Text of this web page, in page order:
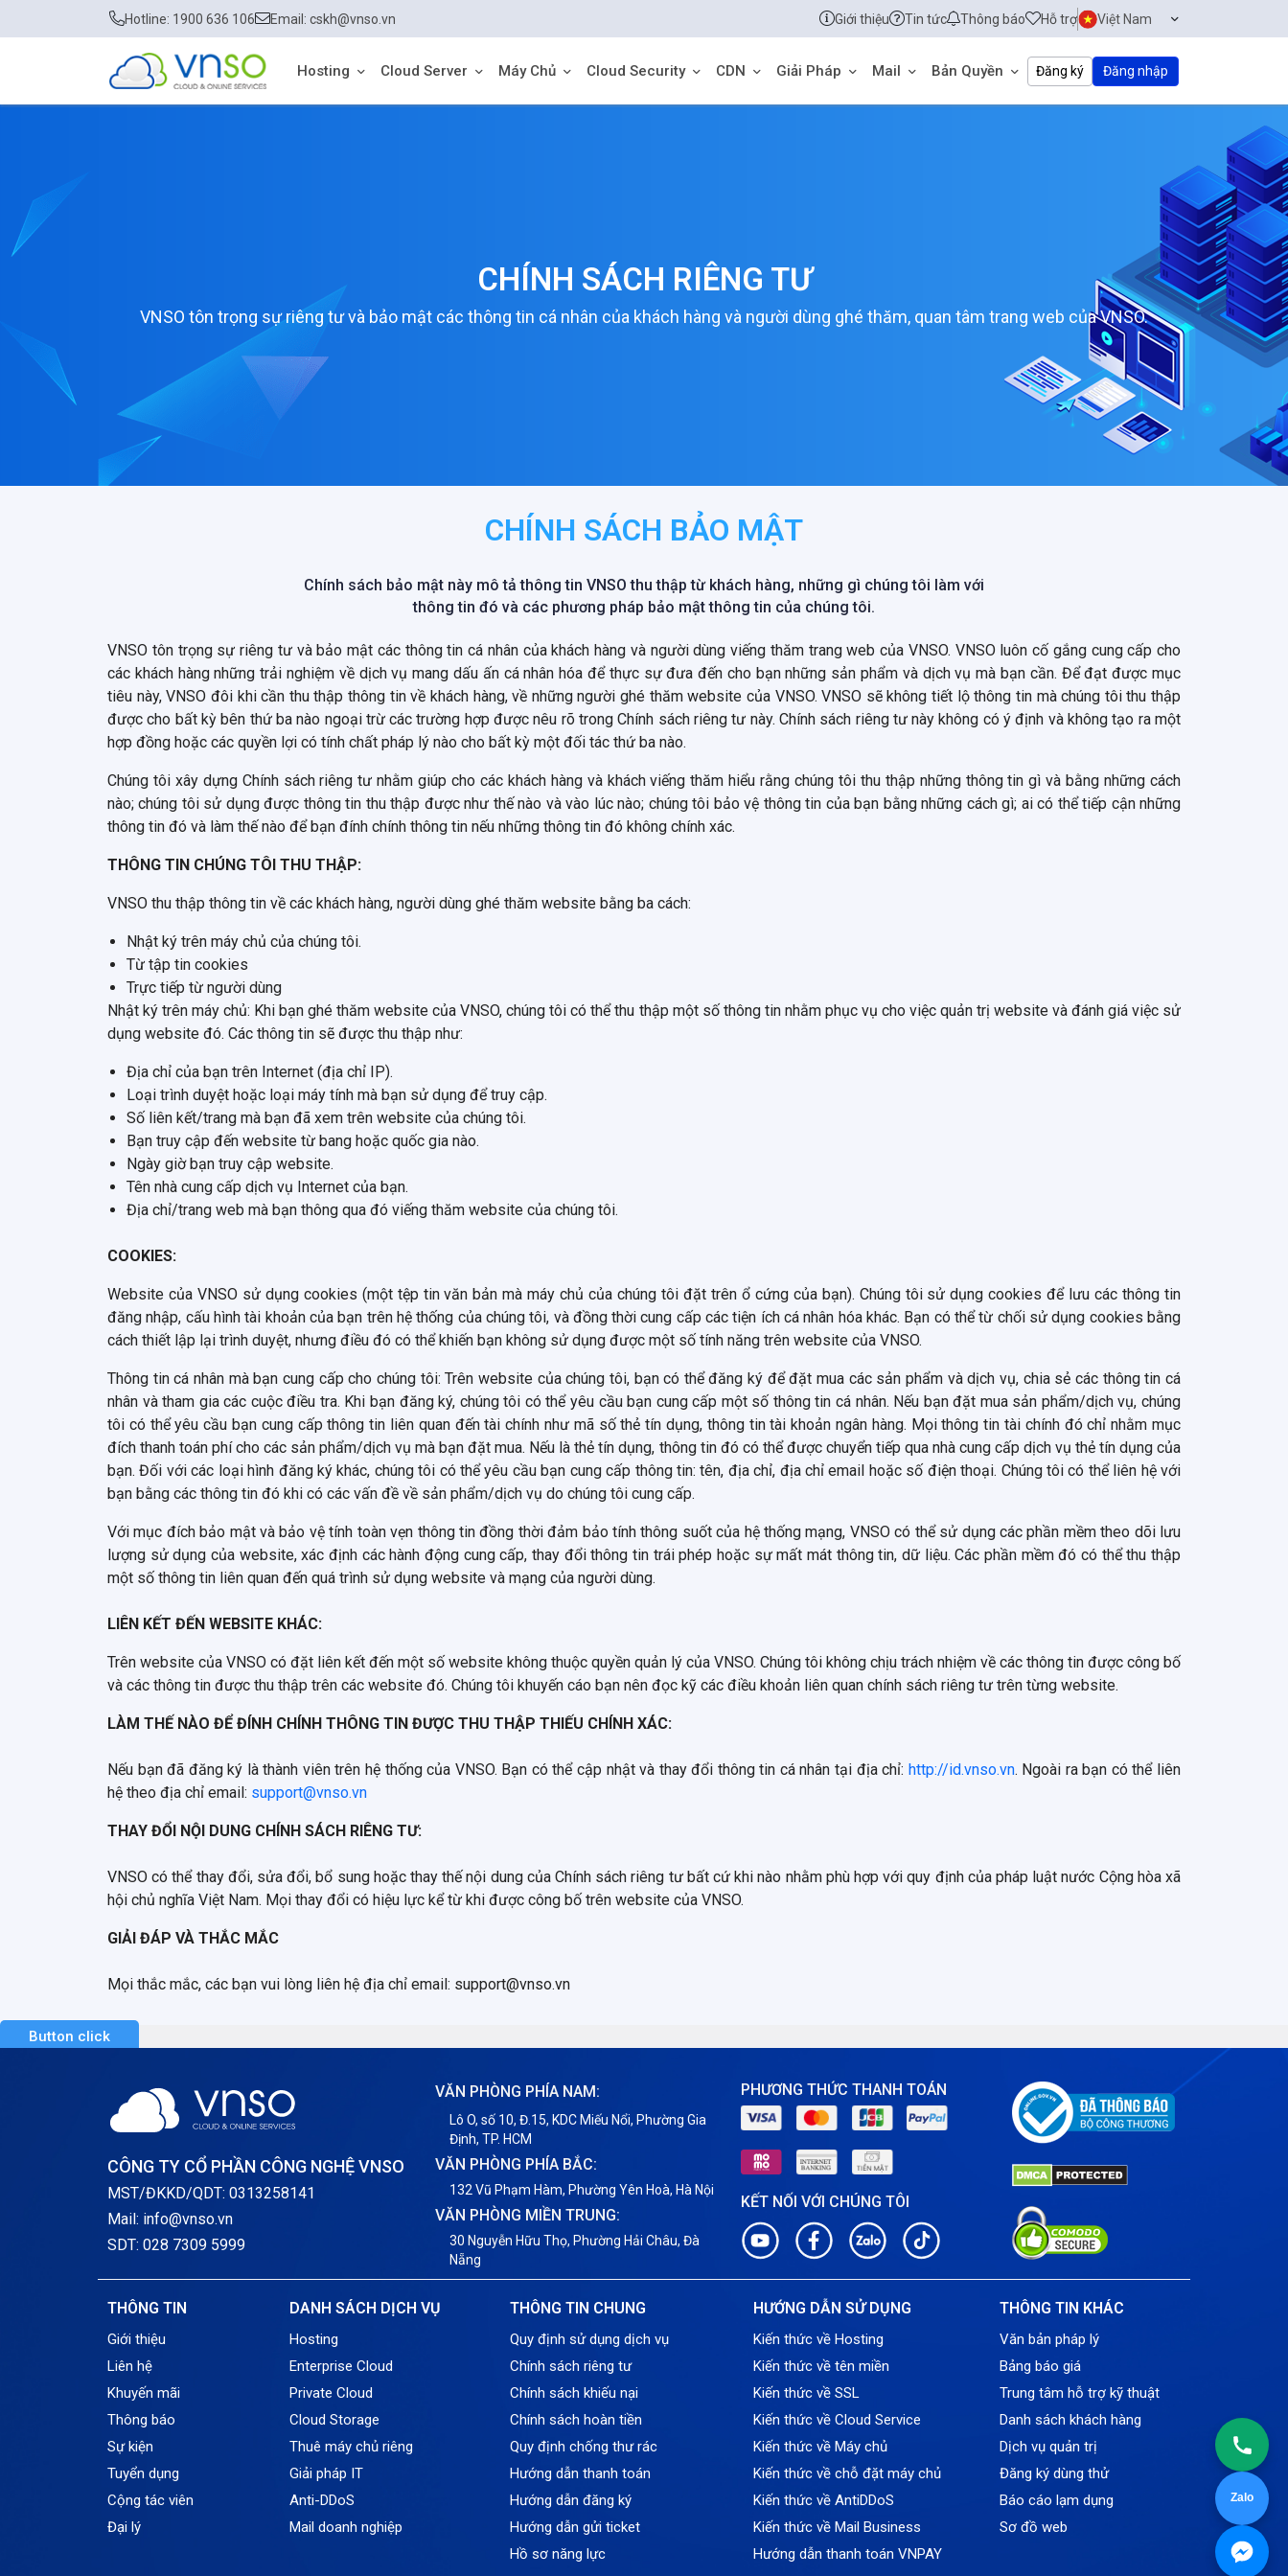
Zalo
Hotline: 1900 636 106 Email: cskh@vnso.vn Giới thiệu Tin tức Thông báo Hỗ trợ Việt Nam
Hosting Cloud Server Máy Chủ Cloud Security CDN Giải Pháp Mail Bản Quyền Đăng ký Đăng nhập
CHÍNH SÁCH RIÊNG TƯ
VNSO tôn trọng sự riêng tư và bảo mật các thông tin cá nhân của khách hàng và người dùng ghé thăm, quan tâm trang web của VNSO.
CHÍNH SÁCH BẢO MẬT
Chính sách bảo mật này mô tả thông tin VNSO thu thập từ khách hàng, những gì chúng tôi làm với
thông tin đó và các phương pháp bảo mật thông tin của chúng tôi.
VNSO tôn trọng sự riêng tư và bảo mật các thông tin cá nhân của khách hàng và người dùng viếng thăm trang web của VNSO. VNSO luôn cố gắng cung cấp cho
các khách hàng những trải nghiệm về dịch vụ mang dấu ấn cá nhân hóa để thực sự đưa đến cho bạn những sản phẩm và dịch vụ mà bạn cần. Để đạt được mục
tiêu này, VNSO đôi khi cần thu thập thông tin về khách hàng, về những người ghé thăm website của VNSO. VNSO sẽ không tiết lộ thông tin mà chúng tôi thu thập
được cho bất kỳ bên thứ ba nào ngoại trừ các trường hợp được nêu rõ trong Chính sách riêng tư này. Chính sách riêng tư này không có ý định và không tạo ra một
hợp đồng hoặc các quyền lợi có tính chất pháp lý nào cho bất kỳ một đối tác thứ ba nào.
Chúng tôi xây dựng Chính sách riêng tư nhằm giúp cho các khách hàng và khách viếng thăm hiểu rằng chúng tôi thu thập những thông tin gì và bằng những cách
nào; chúng tôi sử dụng được thông tin thu thập được như thế nào và vào lúc nào; chúng tôi bảo vệ thông tin của bạn bằng những cách gì; ai có thể tiếp cận những
thông tin đó và làm thế nào để bạn đính chính thông tin nếu những thông tin đó không chính xác.
THÔNG TIN CHÚNG TÔI THU THẬP:
VNSO thu thập thông tin về các khách hàng, người dùng ghé thăm website bằng ba cách:
Nhật ký trên máy chủ của chúng tôi.
Từ tập tin cookies
Trực tiếp từ người dùng
Nhật ký trên máy chủ: Khi bạn ghé thăm website của VNSO, chúng tôi có thể thu thập một số thông tin nhằm phục vụ cho việc quản trị website và đánh giá việc sử
dụng website đó. Các thông tin sẽ được thu thập như:
Địa chỉ của bạn trên Internet (địa chỉ IP).
Loại trình duyệt hoặc loại máy tính mà bạn sử dụng để truy cập.
Số liên kết/trang mà bạn đã xem trên website của chúng tôi.
Bạn truy cập đến website từ bang hoặc quốc gia nào.
Ngày giờ bạn truy cập website.
Tên nhà cung cấp dịch vụ Internet của bạn.
Địa chỉ/trang web mà bạn thông qua đó viếng thăm website của chúng tôi.
COOKIES:
Website của VNSO sử dụng cookies (một tệp tin văn bản mà máy chủ của chúng tôi đặt trên ổ cứng của bạn). Chúng tôi sử dụng cookies để lưu các thông tin
đăng nhập, cấu hình tài khoản của bạn trên hệ thống của chúng tôi, và đồng thời cung cấp các tiện ích cá nhân hóa khác. Bạn có thể từ chối sử dụng cookies bằng
cách thiết lập lại trình duyệt, nhưng điều đó có thể khiến bạn không sử dụng được một số tính năng trên website của VNSO.
Thông tin cá nhân mà bạn cung cấp cho chúng tôi: Trên website của chúng tôi, bạn có thể đăng ký để đặt mua các sản phẩm và dịch vụ, chia sẻ các thông tin cá
nhân và tham gia các cuộc điều tra. Khi bạn đăng ký, chúng tôi có thể yêu cầu bạn cung cấp một số thông tin cá nhân. Nếu bạn đặt mua sản phẩm/dịch vụ, chúng
tôi có thể yêu cầu bạn cung cấp thông tin liên quan đến tài chính như mã số thẻ tín dụng, thông tin tài khoản ngân hàng. Mọi thông tin tài chính đó chỉ nhằm mục
đích thanh toán phí cho các sản phẩm/dịch vụ mà bạn đặt mua. Nếu là thẻ tín dụng, thông tin đó có thể được chuyển tiếp qua nhà cung cấp dịch vụ thẻ tín dụng của
bạn. Đối với các loại hình đăng ký khác, chúng tôi có thể yêu cầu bạn cung cấp thông tin: tên, địa chỉ, địa chỉ email hoặc số điện thoại. Chúng tôi có thể liên hệ với
bạn bằng các thông tin đó khi có các vấn đề về sản phẩm/dịch vụ do chúng tôi cung cấp.
Với mục đích bảo mật và bảo vệ tính toàn vẹn thông tin đồng thời đảm bảo tính thông suốt của hệ thống mạng, VNSO có thể sử dụng các phần mềm theo dõi lưu
lượng sử dụng của website, xác định các hành động cung cấp, thay đổi thông tin trái phép hoặc sự mất mát thông tin, dữ liệu. Các phần mềm đó có thể thu thập
một số thông tin liên quan đến quá trình sử dụng website và mạng của người dùng.
LIÊN KẾT ĐẾN WEBSITE KHÁC:
Trên website của VNSO có đặt liên kết đến một số website không thuộc quyền quản lý của VNSO. Chúng tôi không chịu trách nhiệm về các thông tin được công bố
và các thông tin được thu thập trên các website đó. Chúng tôi khuyến cáo bạn nên đọc kỹ các điều khoản liên quan chính sách riêng tư trên từng website.
LÀM THẾ NÀO ĐỂ ĐÍNH CHÍNH THÔNG TIN ĐƯỢC THU THẬP THIẾU CHÍNH XÁC:
Nếu bạn đã đăng ký là thành viên trên hệ thống của VNSO. Bạn có thể cập nhật và thay đổi thông tin cá nhân tại địa chỉ: http://id.vnso.vn. Ngoài ra bạn có thể liên
hệ theo địa chỉ email: support@vnso.vn
THAY ĐỔI NỘI DUNG CHÍNH SÁCH RIÊNG TƯ:
VNSO có thể thay đổi, sửa đổi, bổ sung hoặc thay thế nội dung của Chính sách riêng tư bất cứ khi nào nhằm phù hợp với quy định của pháp luật nước Cộng hòa xã
hội chủ nghĩa Việt Nam. Mọi thay đổi có hiệu lực kể từ khi được công bố trên website của VNSO.
GIẢI ĐÁP VÀ THẮC MẮC
Mọi thắc mắc, các bạn vui lòng liên hệ địa chỉ email: support@vnso.vn
Button click
CÔNG TY CỔ PHẦN CÔNG NGHỆ VNSO
MST/ĐKKD/QDT: 0313258141
Mail: info@vnso.vn
SDT: 028 7309 5999
VĂN PHÒNG PHÍA NAM:
Lô O, số 10, Đ.15, KDC Miếu Nổi, Phường Gia
Định, TP. HCM
VĂN PHÒNG PHÍA BẮC:
132 Vũ Phạm Hàm, Phường Yên Hoà, Hà Nội
VĂN PHÒNG MIỀN TRUNG:
30 Nguyễn Hữu Thọ, Phường Hải Châu, Đà
Nẵng
PHƯƠNG THỨC THANH TOÁN
KẾT NỐI VỚI CHÚNG TÔI
THÔNG TIN
Giới thiệu
Liên hệ
Khuyến mãi
Thông báo
Sự kiện
Tuyển dụng
Cộng tác viên
Đại lý
DANH SÁCH DỊCH VỤ
Hosting
Enterprise Cloud
Private Cloud
Cloud Storage
Thuê máy chủ riêng
Giải pháp IT
Anti-DDoS
Mail doanh nghiệp
THÔNG TIN CHUNG
Quy định sử dụng dịch vụ
Chính sách riêng tư
Chính sách khiếu nại
Chính sách hoàn tiền
Quy định chống thư rác
Hướng dẫn thanh toán
Hướng dẫn đăng ký
Hướng dẫn gửi ticket
Hồ sơ năng lực
HƯỚNG DẪN SỬ DỤNG
Kiến thức về Hosting
Kiến thức về tên miền
Kiến thức về SSL
Kiến thức về Cloud Service
Kiến thức về Máy chủ
Kiến thức về chỗ đặt máy chủ
Kiến thức về AntiDDoS
Kiến thức về Mail Business
Hướng dẫn thanh toán VNPAY
THÔNG TIN KHÁC
Văn bản pháp lý
Bảng báo giá
Trung tâm hỗ trợ kỹ thuật
Danh sách khách hàng
Dịch vụ quản trị
Đăng ký dùng thử
Báo cáo lạm dụng
Sơ đồ web